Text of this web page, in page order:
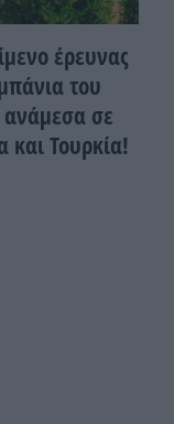
έρευνας
του
σε
και Τουρκία!